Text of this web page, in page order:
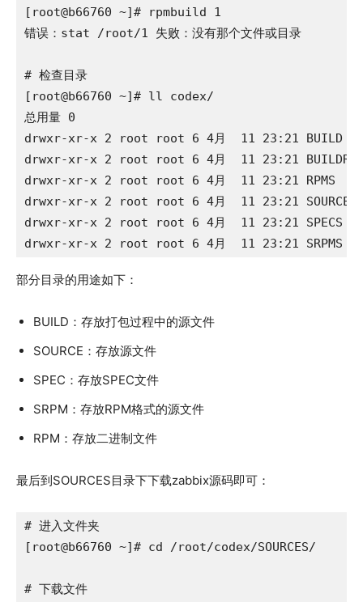
[root@b66760 ~]# rpmbuild 1
错误：stat /root/1 失败：没有那个文件或目录
# 检查目录
[root@b66760 ~]# ll codex/
总用量 0
drwxr-xr-x 2 root root 6 4月  11 23:21 BUILD
drwxr-xr-x 2 root root 6 4月  11 23:21
drwxr-xr-x 2 root root 6 4月  11 23:21 RPMS
drwxr-xr-x 2 root root 6 4月  11 23:21 SOURCES
drwxr-xr-x 2 root root 6 4月  11 23:21 SPECS
drwxr-xr-x 2 root root 6 4月  11 23:21 SRPMS
部分目录的用途如下：
BUILD：存放打包过程中的源文件
SOURCE：存放源文件
SPEC：存放SPEC文件
SRPM：存放RPM格式的源文件
RPM：存放二进制文件
最后到SOURCES目录下下载zabbix源码即可：
# 进入文件夹
[root@b66760 ~]# cd /root/codex/SOURCES/
# 下载文件